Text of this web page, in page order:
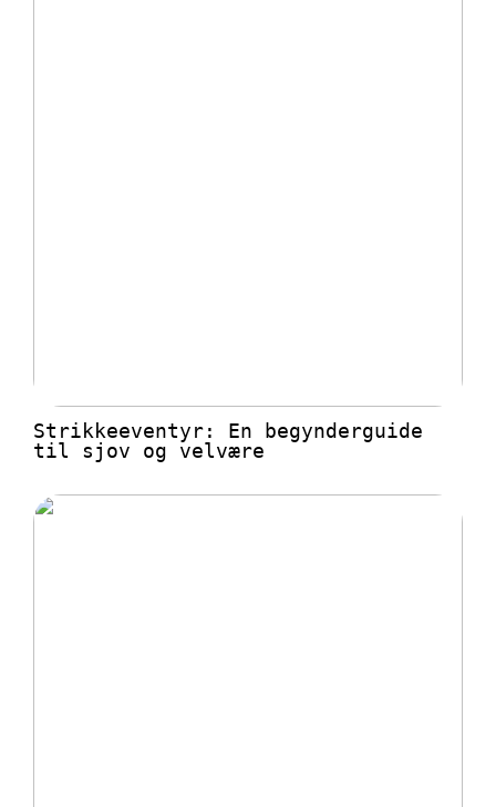
Strikkeeventyr: En begynderguide
til sjov og velvære